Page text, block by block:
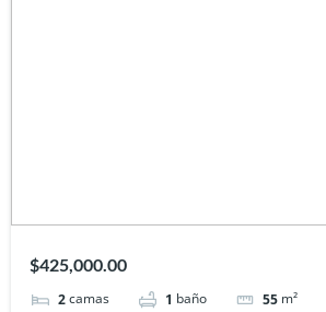
$425,000.00
2camas 1 baño 55 m²